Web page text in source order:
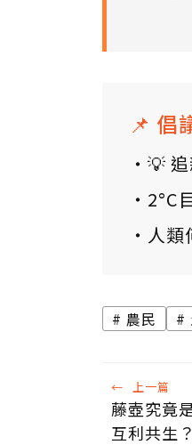
📌 倡
💡
2°C
人類
農民
← 上一篇
藤壺究竟
互利共生？